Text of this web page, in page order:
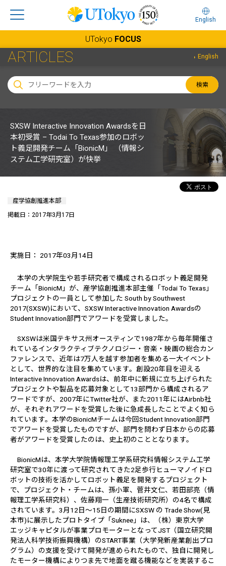
English
UTokyo FOCUS
ARTICLES English
検索
SXSW Interactive Innovation Awardsを日
本初受賞 – Todai To Texas参加のロボッ
ト義足開発チーム「BionicM」 （情報シ
ステム工学研究室）が快挙
産学協創推進本部
掲載日：2017年3月17日
実施日： 2017年03月14日
本学の大学院生や若手研究者で構成されるロボット義足開発
チーム「BionicM」が、産学協創推進本部主催「Todai To Texas」
プロジェクトの一員として参加した South by Southwest
2017(SXSW)において、SXSW Interactive Innovation Awardsの
Student Innovation部門でアワードを受賞しました。
SXSWは米国テキサス州オースティンで1987年から毎年開催さ
れているインタラクティブテクノロジー・音楽・映画の総合カン
ファレンスで、近年は7万人を越す参加者を集める一大イベント
として、世界的な注目を集めています。創設20年目を迎える
Interactive Innovation Awardsは、前年中に新規に立ち上げられた
プロジェクトや製品を応募対象として13部門から構成されるア
ワードですが、2007年にTwitter社が、また2011年にはAirbnb社
が、それぞれアワードを受賞した後に急成長したことでよく知ら
れています。本学のBionicMチームは今回Student Innovation部門
でアワードを受賞したものですが、部門を問わず日本からの応募
者がアワードを受賞したのは、史上初のこととなります。
BionicMは、本学大学院情報理工学系研究科情報システム工学
研究室で30年に渡って研究されてきた2足歩行ヒューマノイドロ
ボットの技術を活かしてロボット義足を開発するプロジェクト
で、プロジェクト・チームは、孫小軍、菅井文仁、若田部亮（情
報理工学系研究科）、佐藤翔一（生産技術研究所）の4名で構成
されています。3月12日～15日の期間にSXSW の Trade Show(見
本市)に展示したプロトタイプ「Suknee」は、（株）東京大学
エッジキャピタルが事業プロモーターとなってJST（国立研究開
発法人科学技術振興機構）のSTART事業（大学発新産業創出プロ
グラム）の支援を受けて開発が進められたもので、独自に開発し
たモーター機構によりつま先で地面を蹴る機能などを実装するこ